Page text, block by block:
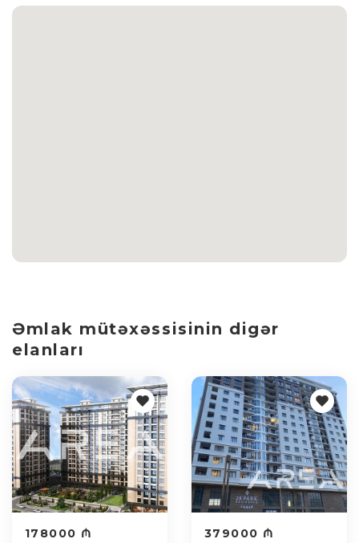
Əmlak mütəxəssisinin digər
elanları
178000 ₼ 379000 ₼